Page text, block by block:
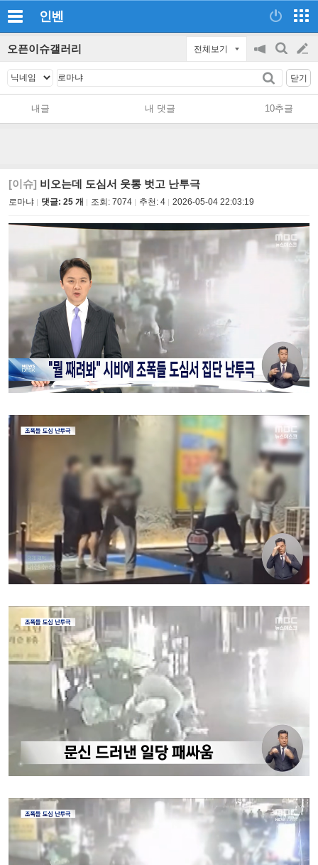
인벤
오픈이슈갤러리 전체보기
공
지
on/off
검
글
쓰
닫기
내글 내 댓글 10추글
[이슈] 비오는데 도심서 웃통 벗고 난투극
로마냐 댓글: 25 개 조회: 7074 추천: 4 2026-05-04 22:03:19